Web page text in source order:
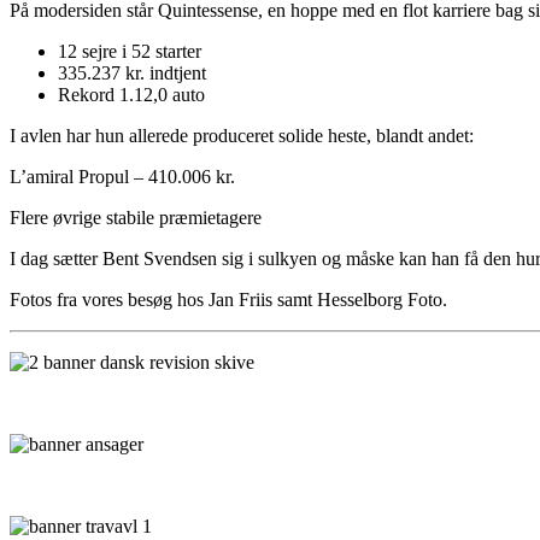
På modersiden står Quintessense, en hoppe med en flot karriere
12 sejre i 52 starter
335.237 kr. indtjent
Rekord 1.12,0 auto
I avlen har hun allerede produceret solide heste, blandt andet:
L’amiral Propul – 410.006 kr.
Flere øvrige stabile præmietagere
I dag sætter Bent Svendsen sig i sulkyen og måske kan han få den
Fotos fra vores besøg hos Jan Friis samt Hesselborg Foto.